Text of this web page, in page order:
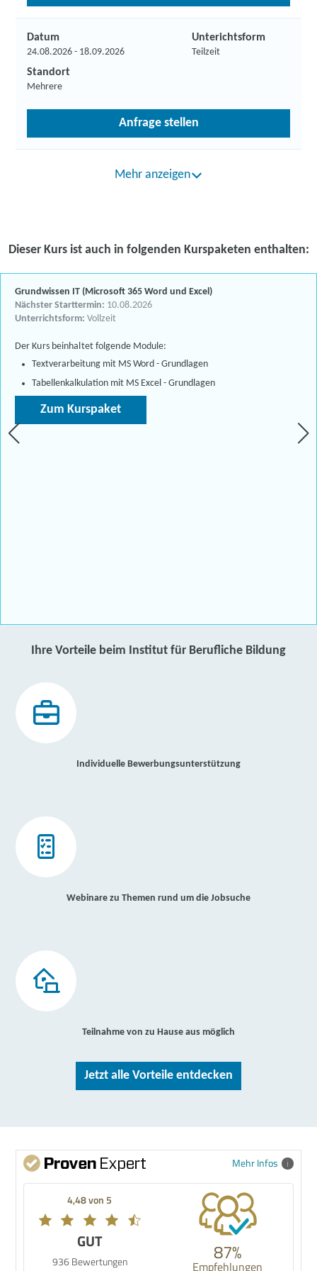
Datum
24.08.2026 - 18.09.2026
Unterichtsform
Teilzeit
Standort
Mehrere
Anfrage stellen
Mehr anzeigen
Dieser Kurs ist auch in folgenden Kurspaketen enthalten:
Grundwissen IT (Microsoft 365 Word und Excel)
Nächster Starttermin: 10.08.2026
Unterrichtsform: Vollzeit
Der Kurs beinhaltet folgende Module:
Textverarbeitung mit MS Word - Grundlagen
Tabellenkalkulation mit MS Excel - Grundlagen
Zum Kurspaket
Ihre Vorteile beim Institut für Berufliche Bildung
Individuelle Bewerbungsunterstützung
Webinare zu Themen rund um die Jobsuche
Teilnahme von zu Hause aus möglich
Jetzt alle Vorteile entdecken
Mehr Infos
4,48 von 5
GUT
936 Bewertungen 87%
Empfehlungen